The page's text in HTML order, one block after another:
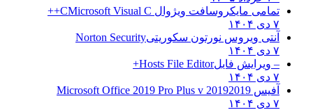
تمامی مایکروسافت ویژوال C Microsoft Visual C++
۷ دی ۱۴۰۴
آنتی ویروس نورتون سکوریتیNorton Security
۷ دی ۱۴۰۴
– ویرایش فایلHosts File Editor+
۷ دی ۱۴۰۴
آفیس 2019 2019 Microsoft Office 2019 Pro Plus v
۷ دی ۱۴۰۴